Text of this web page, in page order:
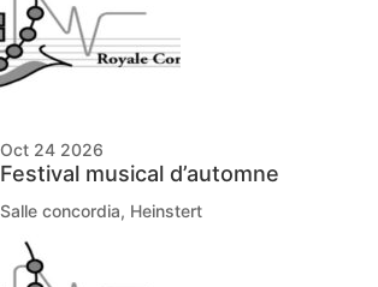
Oct 24 2026
Festival musical d’automne
Salle concordia, Heinstert